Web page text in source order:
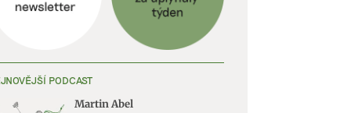
PODCAST
Martin Abel